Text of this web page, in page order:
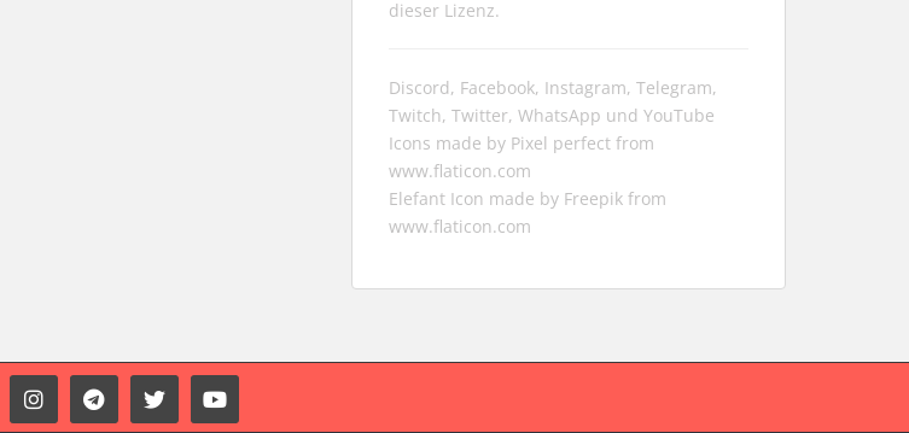
dieser Lizenz.
Discord, Facebook, Instagram, Telegram,
Twitch, Twitter, WhatsApp und YouTube
Icons made by Pixel perfect from
www.flaticon.com
Elefant Icon made by Freepik from
www.flaticon.com